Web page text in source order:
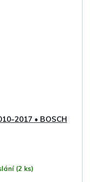
2017 • BOSCH
(2 ks)